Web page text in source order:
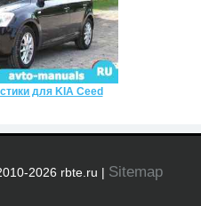
для KIA Ceed
2026 rbte.ru | Sitemap